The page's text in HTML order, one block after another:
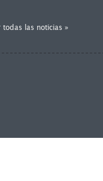
todas las noticias »